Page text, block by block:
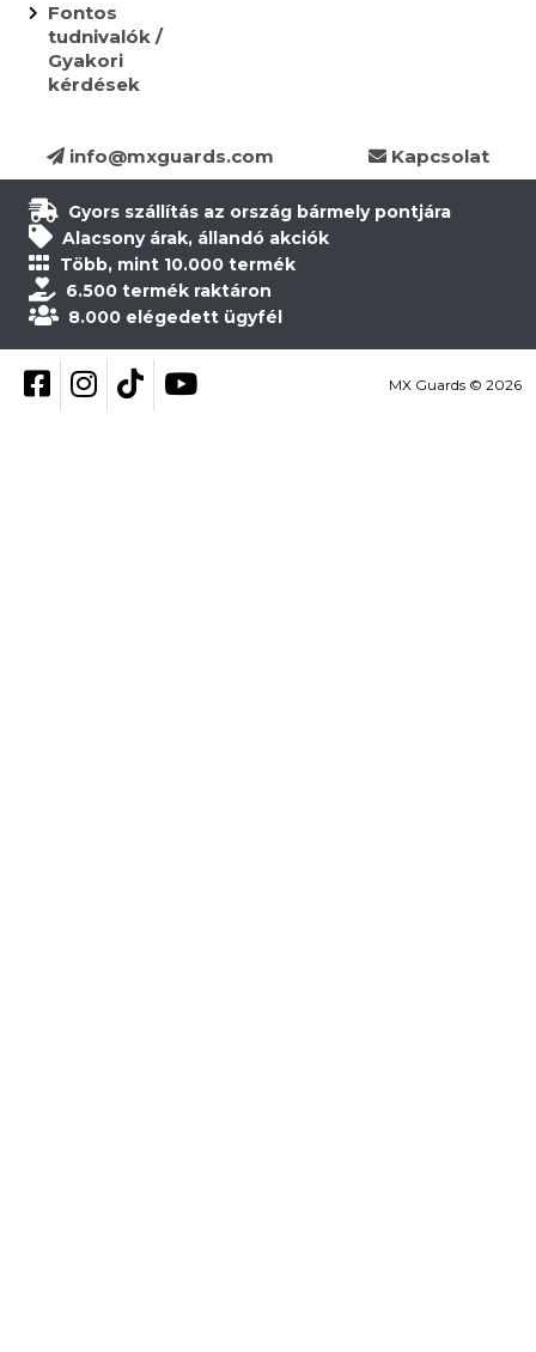
Fontos
tudnivalók /
Gyakori
kérdések
info@mxguards.com Kapcsolat
Gyors szállítás az ország bármely pontjára
Alacsony árak, állandó akciók
Több, mint 10.000 termék
6.500 termék raktáron
8.000 elégedett ügyfél
Kövess be Facebookon
Kövess be Instagramon
Kövess be TikTokon
YouTube MX Guards © 2026